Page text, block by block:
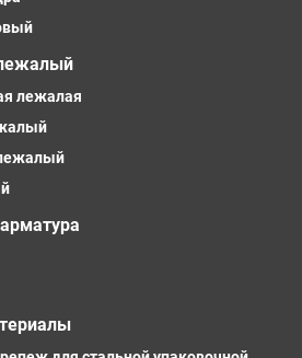
лежалая